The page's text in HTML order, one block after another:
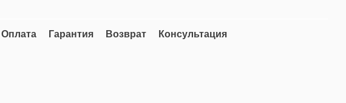
Оплата Гарантия Возврат Консультация